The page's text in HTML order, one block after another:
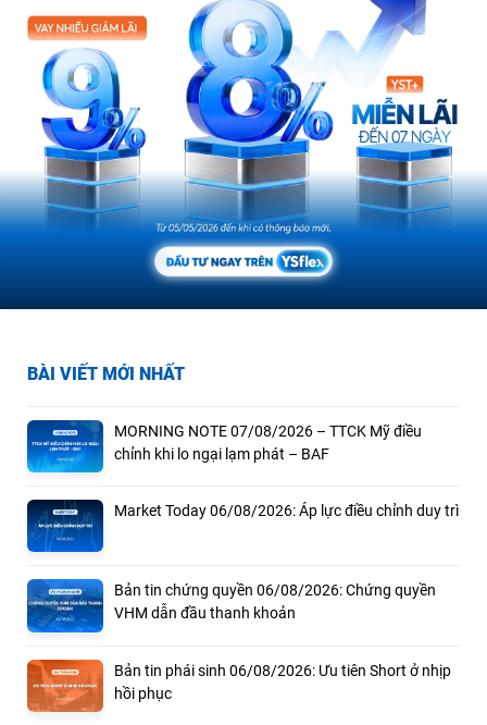
BÀI VIẾT MỚI NHẤT
MORNING NOTE 07/08/2026 – TTCK Mỹ điều
chỉnh khi lo ngại lạm phát – BAF
Market Today 06/08/2026: Áp lực điều chỉnh duy trì
Bản tin chứng quyền 06/08/2026: Chứng quyền
VHM dẫn đầu thanh khoản
Bản tin phái sinh 06/08/2026: Ưu tiên Short ở nhịp
hồi phục